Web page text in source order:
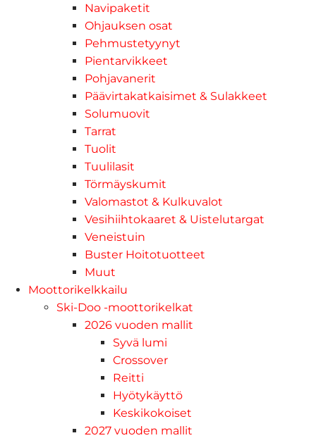
Navipaketit
Ohjauksen osat
Pehmustetyynyt
Pientarvikkeet
Pohjavanerit
Päävirtakatkaisimet & Sulakkeet
Solumuovit
Tarrat
Tuolit
Tuulilasit
Törmäyskumit
Valomastot & Kulkuvalot
Vesihiihtokaaret & Uistelutargat
Veneistuin
Buster Hoitotuotteet
Muut
Moottorikelkkailu
Ski-Doo -moottorikelkat
2026 vuoden mallit
Syvä lumi
Crossover
Reitti
Hyötykäyttö
Keskikokoiset
2027 vuoden mallit